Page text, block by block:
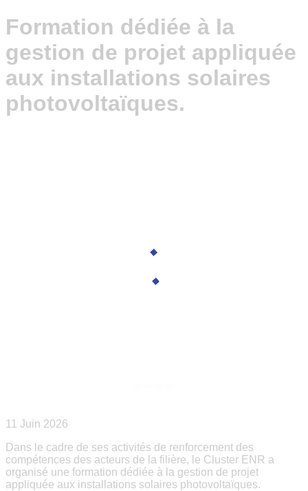
Formation dédiée à la
gestion de projet appliquée
aux installations solaires
photovoltaïques.
11 Juin 2026
Dans le cadre de ses activités de renforcement des
compétences des acteurs de la filière, le Cluster ENR a
organisé une formation dédiée à la gestion de projet
appliquée aux installations solaires photovoltaïques.